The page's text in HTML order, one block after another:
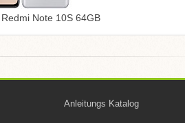
Note 10S 64GB
Anleitungs Katalog